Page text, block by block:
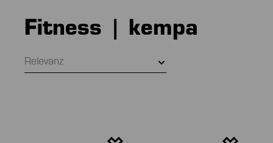
Fitness | kempa
Relevanz